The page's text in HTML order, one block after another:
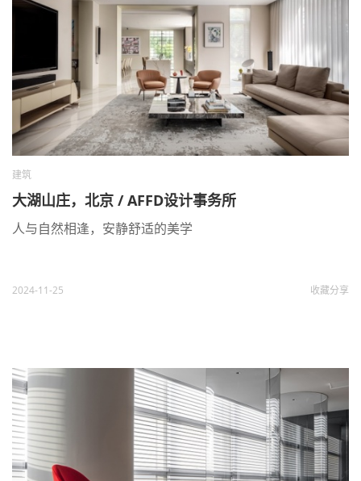
建筑
大湖山庄，北京 / AFFD设计事务所
人与自然相逢，安静舒适的美学
2024-11-25 收藏分享